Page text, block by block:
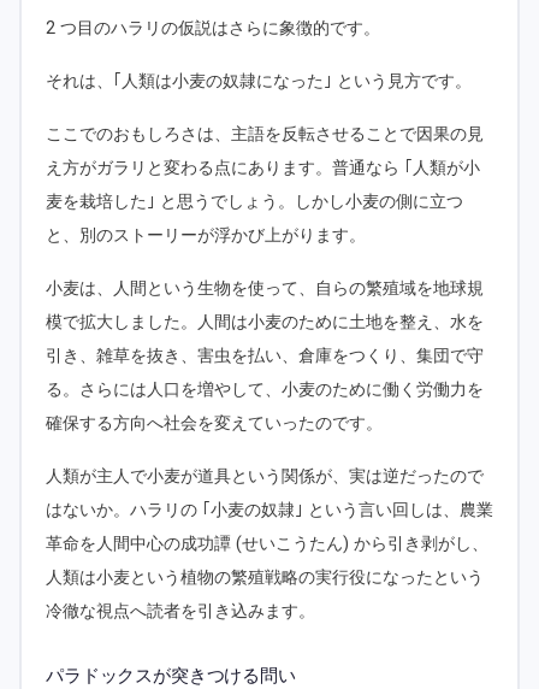
2 つ目のハラリの仮説はさらに象徴的です。
それは、｢人類は小麦の奴隷になった｣ という見方です。
ここでのおもしろさは、主語を反転させることで因果の見
え方がガラリと変わる点にあります。普通なら ｢人類が小
麦を栽培した｣ と思うでしょう。しかし小麦の側に立つ
と、別のストーリーが浮かび上がります。
小麦は、人間という生物を使って、自らの繁殖域を地球規
模で拡大しました。人間は小麦のために土地を整え、水を
引き、雑草を抜き、害虫を払い、倉庫をつくり、集団で守
る。さらには人口を増やして、小麦のために働く労働力を
確保する方向へ社会を変えていったのです。
人類が主人で小麦が道具という関係が、実は逆だったので
はないか。ハラリの ｢小麦の奴隷｣ という言い回しは、農業
革命を人間中心の成功譚 (せいこうたん) から引き剥がし、
人類は小麦という植物の繁殖戦略の実行役になったという
冷徹な視点へ読者を引き込みます。
パラドックスが突きつける問い